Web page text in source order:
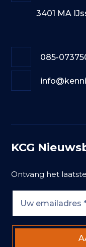
3401 MA
085-
KCG
Ontvang het